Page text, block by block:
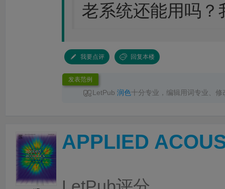
老系统还能用吗
我要点评 回复本楼
发表范例
LetPub 润色十分专业，编辑用词专业、修
APPLIED